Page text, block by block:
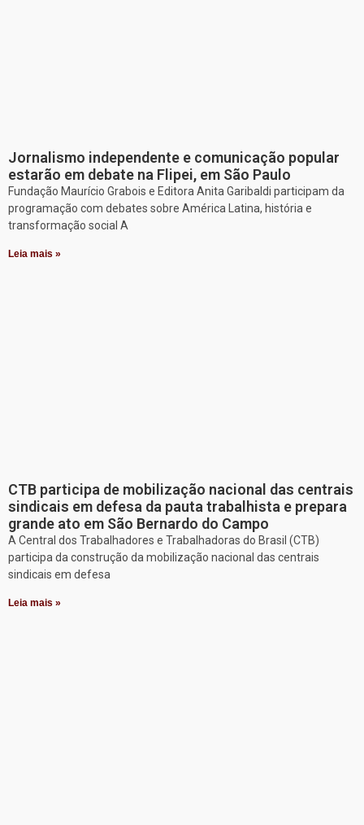
Jornalismo independente e comunicação popular
estarão em debate na Flipei, em São Paulo
Fundação Maurício Grabois e Editora Anita Garibaldi participam da
programação com debates sobre América Latina, história e
transformação social A
Leia mais »
CTB participa de mobilização nacional das centrais
sindicais em defesa da pauta trabalhista e prepara
grande ato em São Bernardo do Campo
A Central dos Trabalhadores e Trabalhadoras do Brasil (CTB)
participa da construção da mobilização nacional das centrais
sindicais em defesa
Leia mais »